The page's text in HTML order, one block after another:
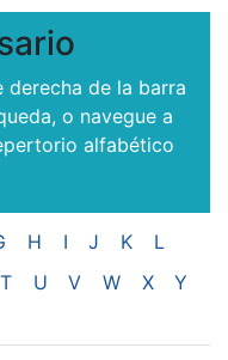
de las visitas.
de la barra
o navegue a
alfabético
H I J K
L
T U V W X
Y